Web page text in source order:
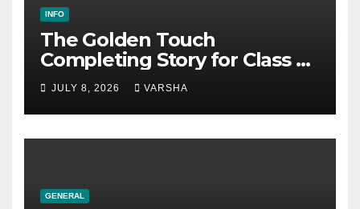
INFO
The Golden Touch
Completing Story for Class 5,
6, 7, 8, SSC & HSC
JULY 8, 2026 VARSHA
GENERAL